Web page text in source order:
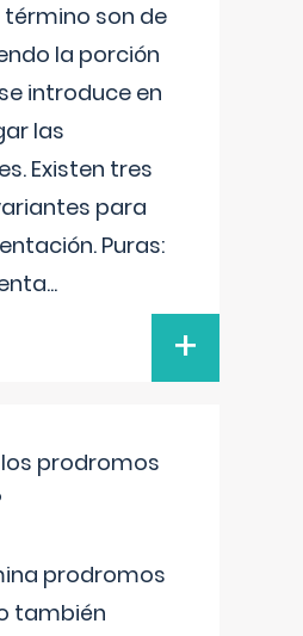
término son de
la porción
introduce en
las
Existen tres
para
Puras:
...
+
los prodromos
prodromos
también